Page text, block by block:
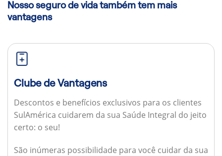
Nosso seguro de vida também tem mais
vantagens
Clube de Vantagens
Descontos e benefícios exclusivos para os clientes
SulAmérica cuidarem da sua Saúde Integral do jeito
certo: o seu!
São inúmeras possibilidade para você cuidar da sua